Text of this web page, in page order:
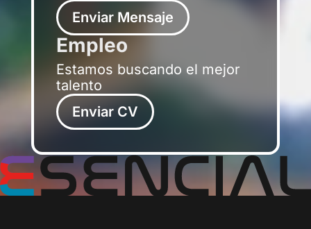
Enviar Mensaje
Empleo
Estamos buscando el mejor
talento
Enviar CV